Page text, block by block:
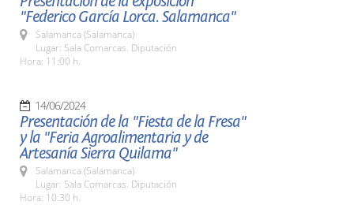
"Federico García Lorca. Salamanca"
Salamanca (Salamanca)
Lugar: Sala Comarcas. Diputación
Hora: 11:00 h.
14/06/2024
Presentación de la "Fiesta de la Fresa"
y la "Feria Agroalimentaria y de
Artesanía Sierra Quilama"
Salamanca (Salamanca)
Lugar: Sala Comarcas. Diputación
Hora: 10:30 h.